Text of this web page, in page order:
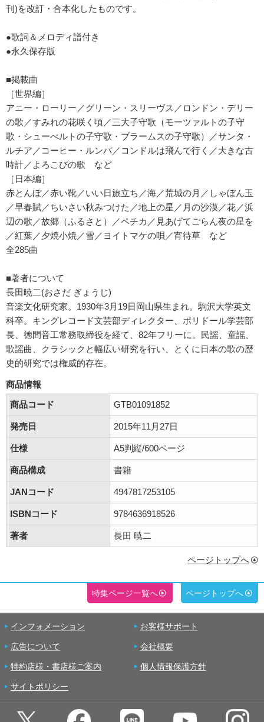
刊)を改訂・合本化したものです。
●歌詞＆メロディ譜付き
●永久保存版
■掲載曲
［世界編］
アニー・ローリー／グリーン・スリーヴス／ロンドン・デリー
の歌／すみれの花咲く頃／三大子守歌（モーツァルトの子守
歌・シューべルトの子守歌・ブラームスの子守歌）／サンタ・
ルチア／コーヒー・ルンバ／コンドルは飛んで行く／大きな古
時計／よろこびの歌 など
［日本編］
赤とんぼ／赤い靴／いい日旅立ち／海／荒城の月／しゃぼん玉
／早春賦／ちいさい秋みつけた／地上の星／月の沙漠／花／浜
辺の歌／故郷（ふるさと）／ペチカ／見あげてごらん夜の星を
／紅葉／夕焼小焼／雪／ヨイトマケの唄／宵待草 など
全285曲
■著者について
長田暁二(おさだ ぎょうじ)
音楽文化研究家。1930年3月19日岡山県生まれ。駒沢大学英文
科卒。キングレコード文芸部ディレクター、ポリドール学芸部
長、徳間音工常務取締役を経て、82年フリーに。民謡、童謡、
歌謡曲、クラシックと幅広い研究を行い、とくに日本の歌の歴
史的研究では権威的存在。
商品情報
商品コード
GTB01091852
発売日 2015年11月27日
仕様 A5判縦/600ページ
商品構成 書籍
JANコード 4947817253105
ISBNコード 9784636918526
著者 長田 暁二
ページトップへ
特集ページ一覧へ ページトップへ
インフォメーション お客様サポート
広告について 会社概要
特約店様・書店様ご案内 個人情報保護方針
サイトポリシー